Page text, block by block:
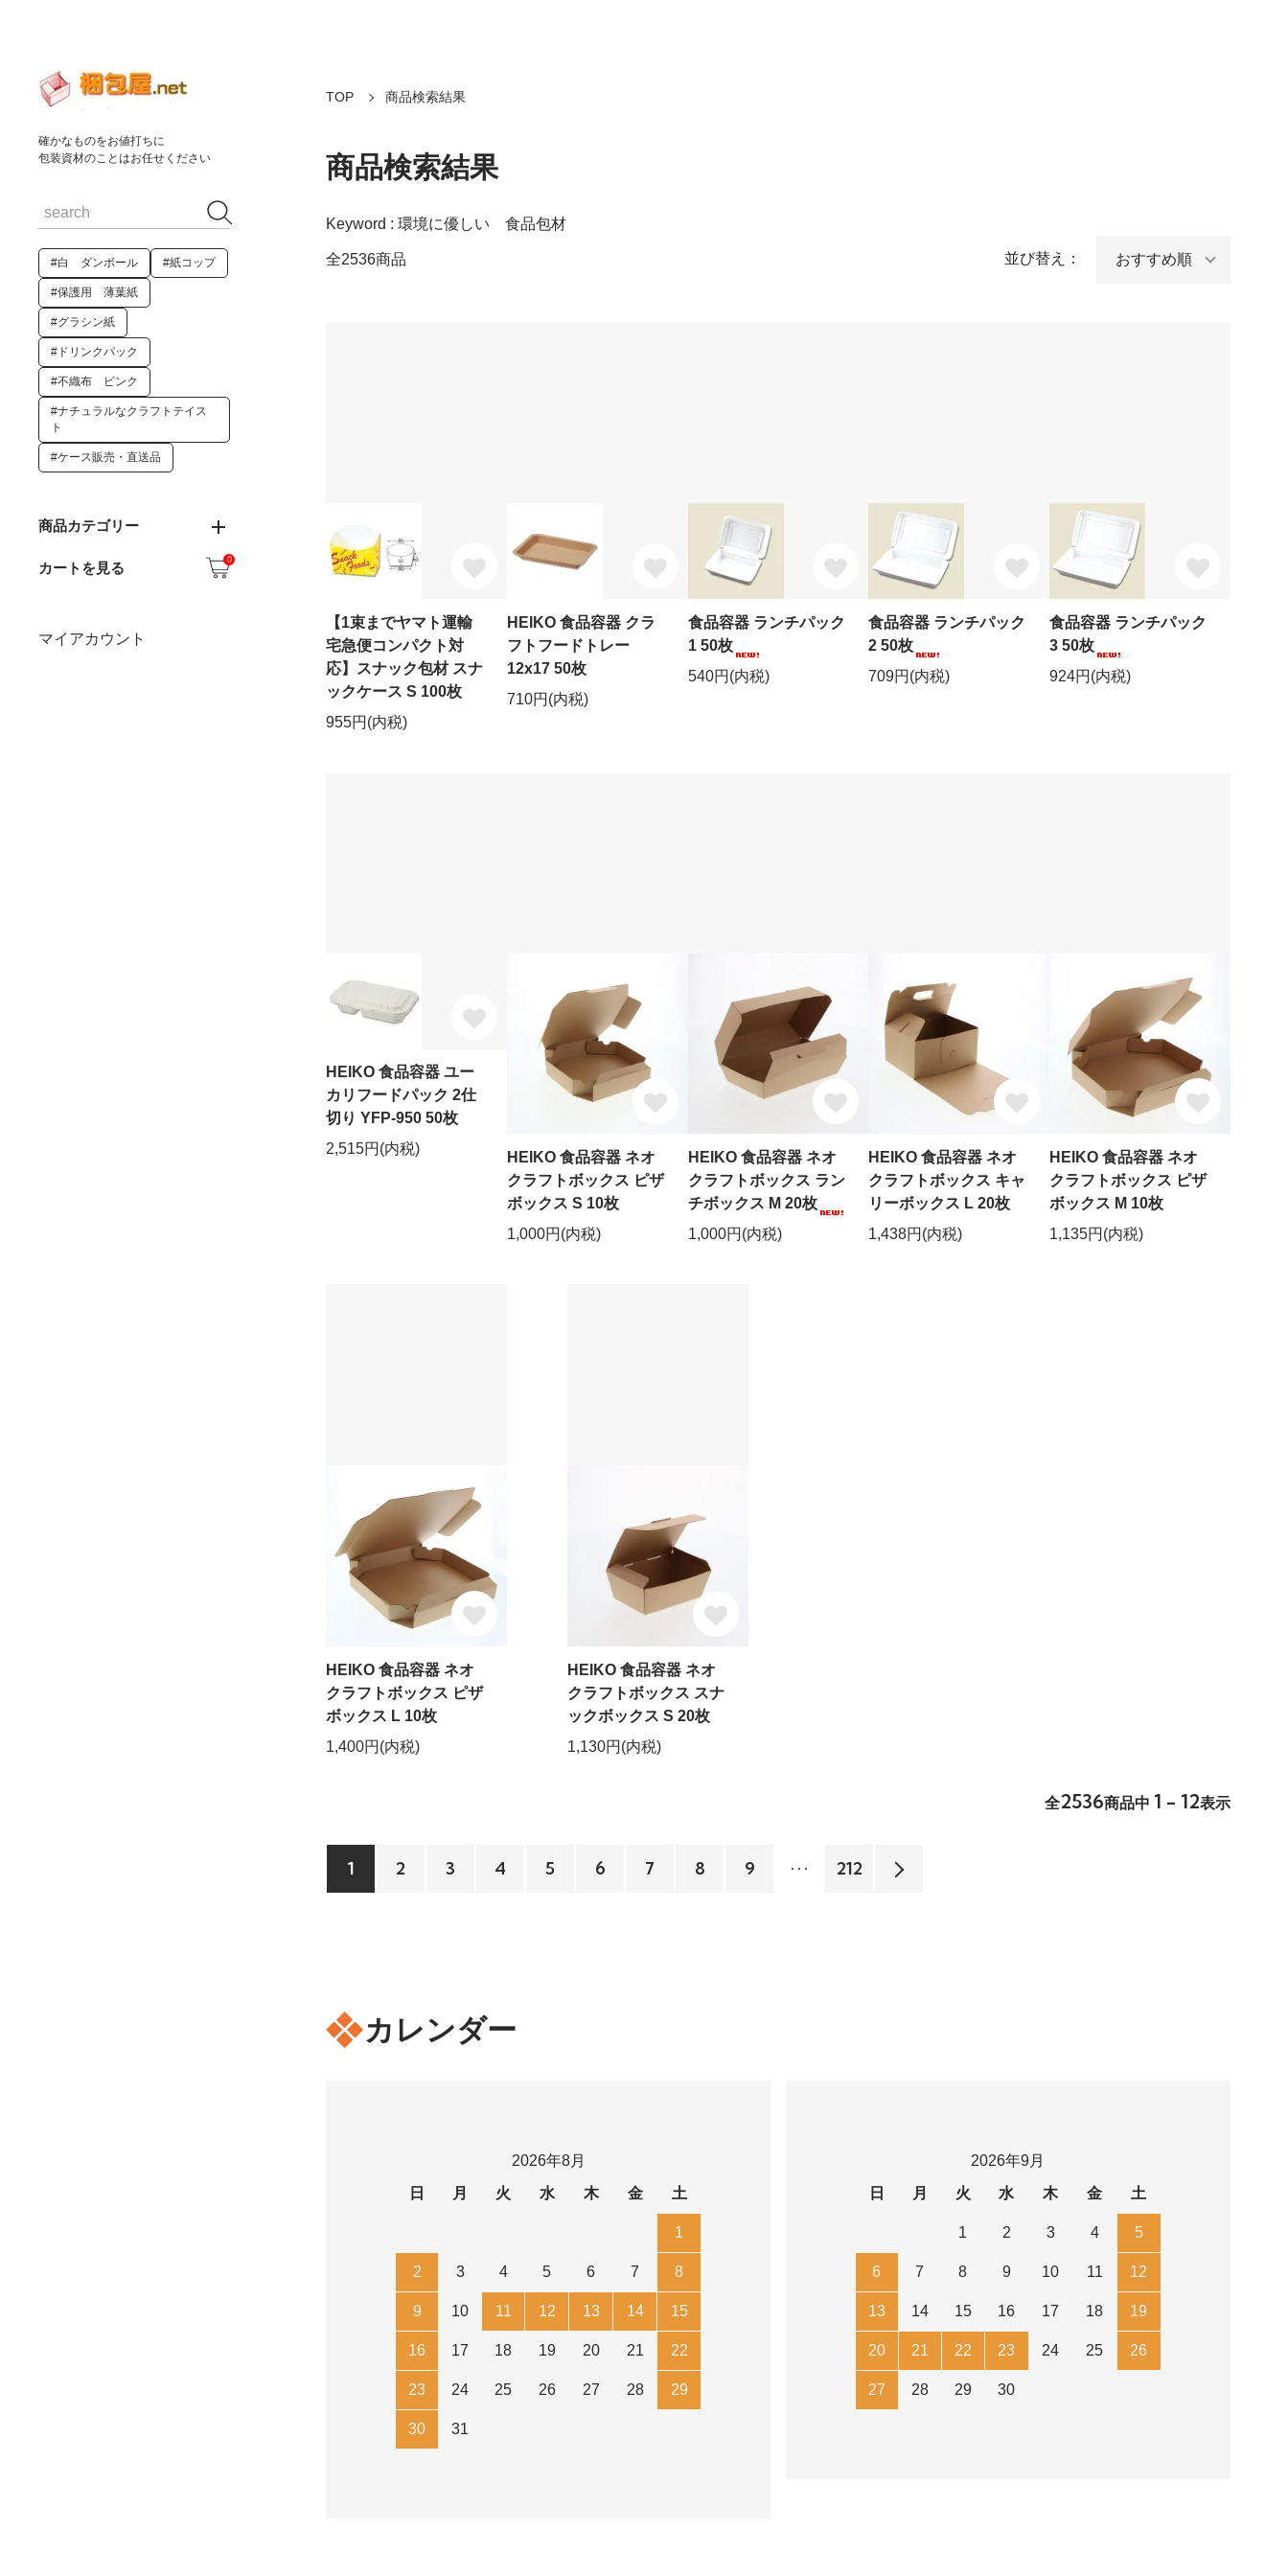
確かなものをお値打ちに
包装資材のことはお任せください
#白 ダンボール #紙コップ
#保護用 薄葉紙
#グラシン紙
#ドリンクパック
#不織布 ピンク
#ナチュラルなクラフトテイス
ト
#ケース販売・直送品
商品カテゴリー
カートを見る 0
マイアカウント
TOP 商品検索結果
商品検索結果
Keyword : 環境に優しい 食品包材
全2536商品 並び替え：
【1束までヤマト運輸
宅急便コンパクト対
応】スナック包材 スナ
ックケース S 100枚
955円(内税)
HEIKO 食品容器 クラ
フトフードトレー
12x17 50枚
710円(内税)
食品容器 ランチパック
1 50枚
540円(内税)
食品容器 ランチパック
2 50枚
709円(内税)
食品容器 ランチパック
3 50枚
924円(内税)
HEIKO 食品容器 ユー
カリフードパック 2仕
切り YFP-950 50枚
2,515円(内税)
HEIKO 食品容器 ネオ
クラフトボックス ピザ
ボックス S 10枚
1,000円(内税)
HEIKO 食品容器 ネオ
クラフトボックス ラン
チボックス M 20枚
1,000円(内税)
HEIKO 食品容器 ネオ
クラフトボックス キャ
リーボックス L 20枚
1,438円(内税)
HEIKO 食品容器 ネオ
クラフトボックス ピザ
ボックス M 10枚
1,135円(内税)
HEIKO 食品容器 ネオ
クラフトボックス ピザ
ボックス L 10枚
1,400円(内税)
HEIKO 食品容器 ネオ
クラフトボックス スナ
ックボックス S 20枚
1,130円(内税)
全2536商品中 1 - 12表示
1 2 3 4 5 6 7 8 9 212
カレンダー
2026年8月
日
月 火 水 木 金 土
1
2 3 4 5 6 7 8
9 10 11 12 13 14 15
16 17 18 19 20 21 22
23 24 25 26 27 28 29
30 31
2026年9月
日
月 火 水 木 金 土
1 2 3 4 5
6 7 8 9 10 11 12
13 14 15 16 17 18 19
20 21 22 23 24 25 26
27 28 29 30